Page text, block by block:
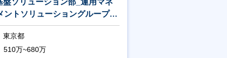
盤ソリューション部_運用マネ
ントソリューショングループ_
フラエンジニア
東京都
510万~680万